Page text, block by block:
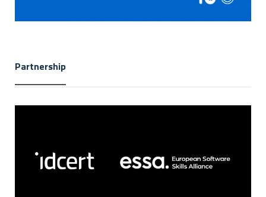
Partnership